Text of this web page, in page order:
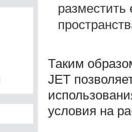
Таким
JET
условия на